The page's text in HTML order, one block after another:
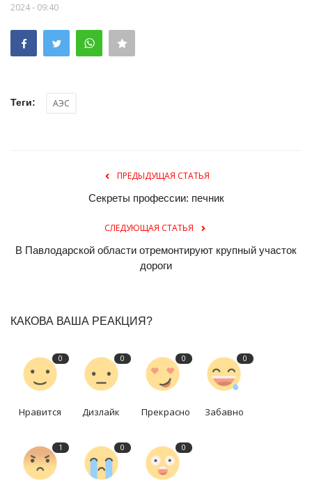
2024 - 09:40
Теги: АЭС
ПРЕДЫДУЩАЯ СТАТЬЯ
Секреты профессии: печник
СЛЕДУЮЩАЯ СТАТЬЯ
В Павлодарской области отремонтируют крупный участок
дороги
КАКОВА ВАША РЕАКЦИЯ?
0
Нравится
0
Дизлайк
0
Прекрасно
0
Забавно
1 0 0